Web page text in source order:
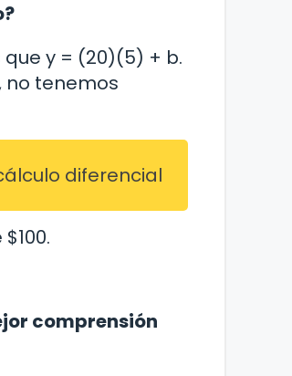
y = (20)(5) + b.
no tenemos
diferencial
comprensión